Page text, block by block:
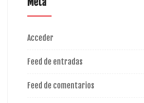
Acceder
Feed de entradas
Feed de comentarios